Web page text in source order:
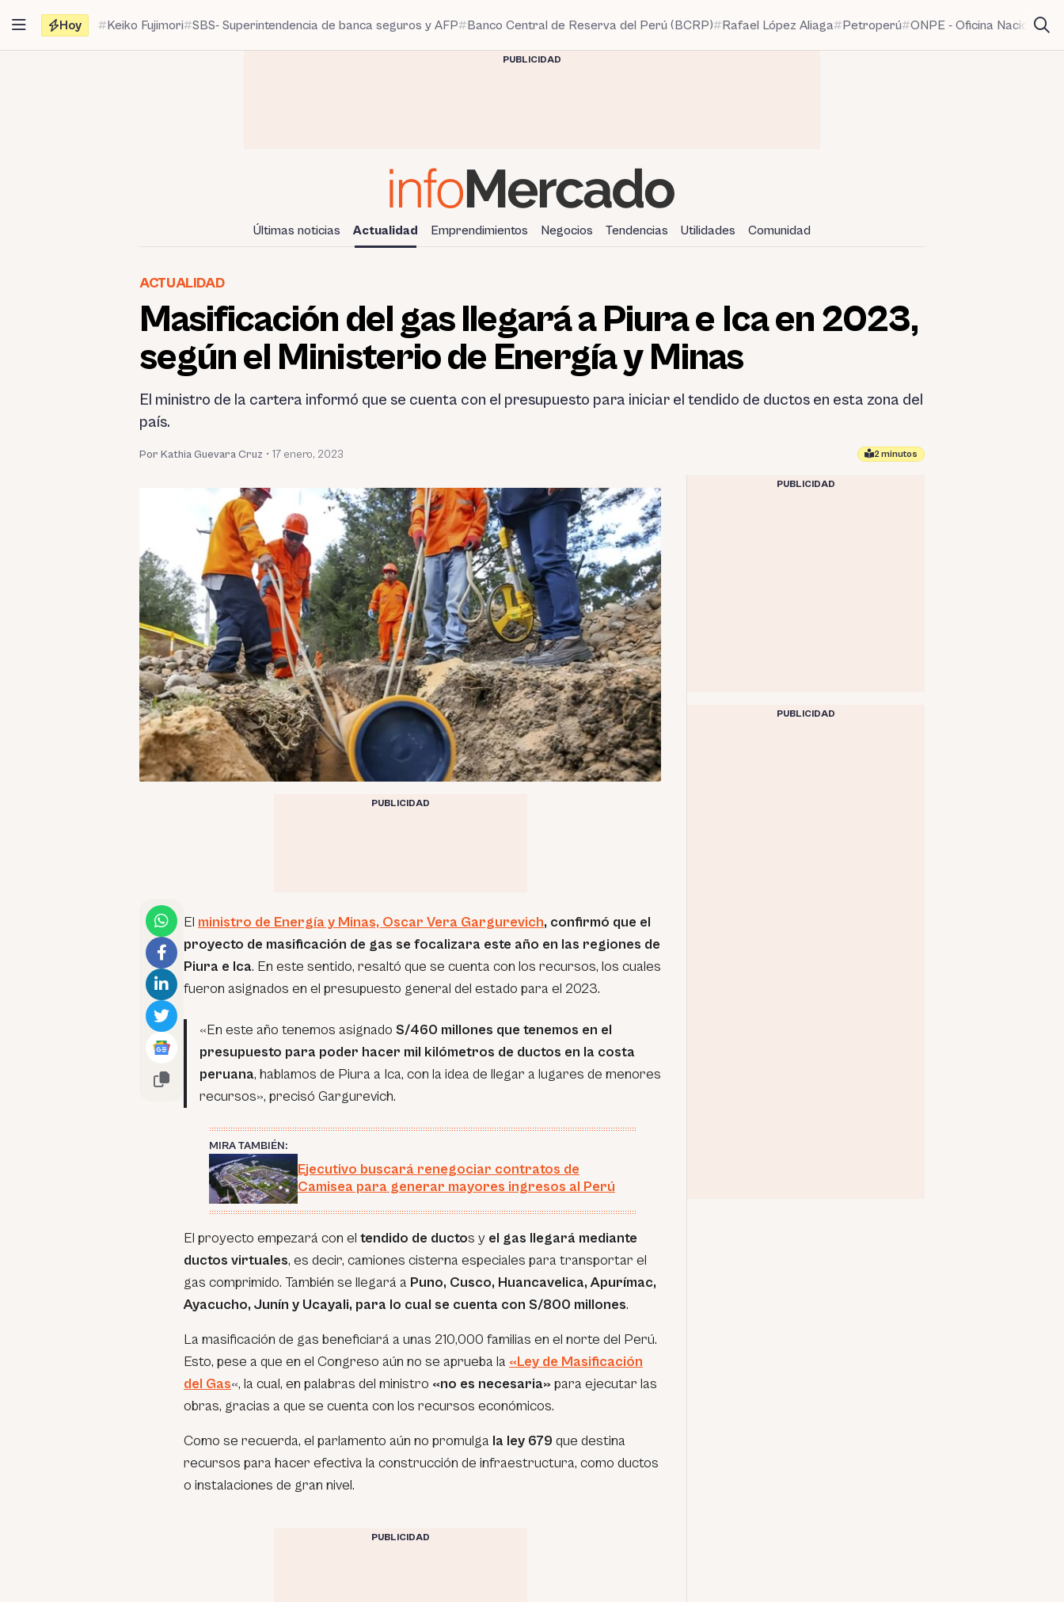
contenido
Hoy Keiko Fujimori SBS- Superintendencia de banca seguros y AFP Banco Central de Reserva del Perú (BCRP) Rafael López Aliaga Petroperú ONPE - Oficina Nacional
PUBLICIDAD
Últimas noticias Actualidad Emprendimientos Negocios Tendencias Utilidades Comunidad
ACTUALIDAD
Masificación del gas llegará a Piura e Ica en 2023,
según el Ministerio de Energía y Minas
El ministro de la cartera informó que se cuenta con el presupuesto para iniciar el tendido de ductos en esta zona del
país.
Por Kathia Guevara Cruz • 17 enero, 2023 2 minutos
PUBLICIDAD
El ministro de Energía y Minas, Oscar Vera Gargurevich, confirmó que el
proyecto de masificación de gas se focalizara este año en las regiones de
Piura e Ica. En este sentido, resaltó que se cuenta con los recursos, los cuales
fueron asignados en el presupuesto general del estado para el 2023.
«En este año tenemos asignado S/460 millones que tenemos en el
presupuesto para poder hacer mil kilómetros de ductos en la costa
peruana, hablamos de Piura a Ica, con la idea de llegar a lugares de menores
recursos», precisó Gargurevich.
MIRA TAMBIÉN:
Ejecutivo buscará renegociar contratos de
Camisea para generar mayores ingresos al Perú
El proyecto empezará con el tendido de ductos y el gas llegará mediante
ductos virtuales, es decir, camiones cisterna especiales para transportar el
gas comprimido. También se llegará a Puno, Cusco, Huancavelica, Apurímac,
Ayacucho, Junín y Ucayali, para lo cual se cuenta con S/800 millones.
La masificación de gas beneficiará a unas 210,000 familias en el norte del Perú.
Esto, pese a que en el Congreso aún no se aprueba la «Ley de Masificación
del Gas«, la cual, en palabras del ministro «no es necesaria» para ejecutar las
obras, gracias a que se cuenta con los recursos económicos.
Como se recuerda, el parlamento aún no promulga la ley 679 que destina
recursos para hacer efectiva la construcción de infraestructura, como ductos
o instalaciones de gran nivel.
PUBLICIDAD
PUBLICIDAD
PUBLICIDAD